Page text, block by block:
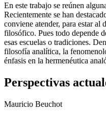
En este trabajo se reúnen
Recientemente se han
conviene atender, para estar al
filosófico. Pues todo depende
esas escuelas o tradiciones.
filosofía analítica, la
énfasis en la hermenéutica
Perspectivas
Mauricio Beuchot